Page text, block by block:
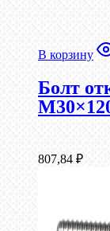
В корзину
Болт
807,84 ₽